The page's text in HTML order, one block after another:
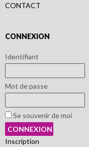
CONTACT
CONNEXION
Identifiant
Mot de passe
Se souvenir de moi
Inscription